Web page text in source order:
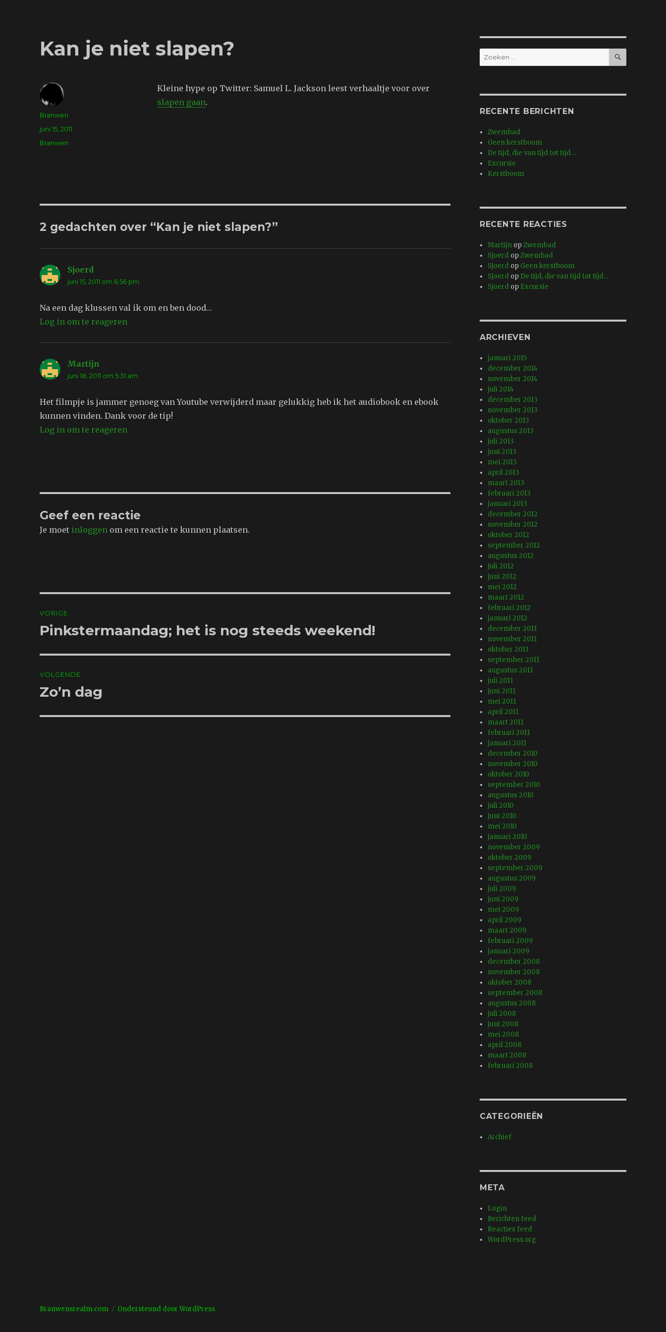
Kan je niet slapen?
Kleine hype op Twitter: Samuel L. Jackson leest verhaaltje voor over
slapen gaan.
Auteur
Branwen
Geplaatst
juni 15, 2011
Tags
Branwen
2 gedachten over “Kan je niet slapen?”
Sjoerd
juni 15, 2011 om 6:56 pm
Na een dag klussen val ik om en ben dood…
Log in om te reageren
Martijn
juni 18, 2011 om 5:31 am
Het filmpje is jammer genoeg van Youtube verwijderd maar gelukkig heb ik het audiobook en ebook
kunnen vinden. Dank voor de tip!
Log in om te reageren
Geef een reactie
Je moet inloggen om een reactie te kunnen plaatsen.
navigatie
VORIGE
Vorig
Pinkstermaandag; het is nog steeds weekend!
VOLGENDE
Volgend
Zo’n dag
Zoeken
naar:
ZOEKEN
RECENTE BERICHTEN
Zwembad
Geen kerstboom
De tijd, die van tijd tot tijd…
Excursie
Kerstboom
RECENTE REACTIES
Martijn opZwembad
Sjoerd opZwembad
Sjoerd op Geen kerstboom
Sjoerd op De tijd, die van tijd tot tijd…
Sjoerd op Excursie
ARCHIEVEN
januari 2015
december 2014
november 2014
juli 2014
december 2013
november 2013
oktober 2013
augustus 2013
juli 2013
juni 2013
mei 2013
april 2013
maart 2013
februari 2013
januari 2013
december 2012
november 2012
oktober 2012
september 2012
augustus 2012
juli 2012
juni 2012
mei 2012
maart 2012
februari 2012
januari 2012
december 2011
november 2011
oktober 2011
september 2011
augustus 2011
juli 2011
juni 2011
mei 2011
april 2011
maart 2011
februari 2011
januari 2011
december 2010
november 2010
oktober 2010
september 2010
augustus 2010
juli 2010
juni 2010
mei 2010
januari 2010
november 2009
oktober 2009
september 2009
augustus 2009
juli 2009
juni 2009
mei 2009
april 2009
maart 2009
februari 2009
januari 2009
december 2008
november 2008
oktober 2008
september 2008
augustus 2008
juli 2008
juni 2008
mei 2008
april 2008
maart 2008
februari 2008
CATEGORIEËN
Archief
META
Login
Berichten feed
Reacties feed
WordPress.org
Branwensrealm.com Ondersteund door WordPress